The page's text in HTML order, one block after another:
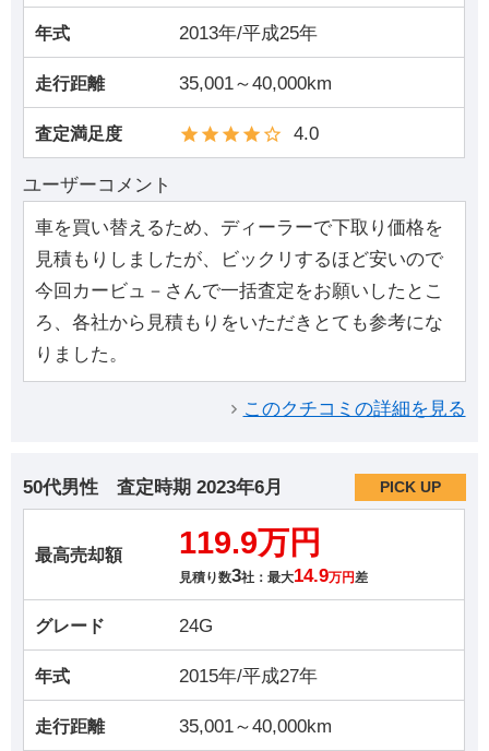
年式 2013年/平成25年
走行距離 35,001～40,000km
査定満足度 4.0
ユーザーコメント
車を買い替えるため、ディーラーで下取り価格を
見積もりしましたが、ビックリするほど安いので
今回カービュ－さんで一括査定をお願いしたとこ
ろ、各社から見積もりをいただきとても参考にな
りました。
このクチコミの詳細を見る
50代男性 査定時期 2023年6月 PICK UP
最高売却額 119.9万円
見積り数3社：最大14.9万円差
グレード 24G
年式 2015年/平成27年
走行距離 35,001～40,000km